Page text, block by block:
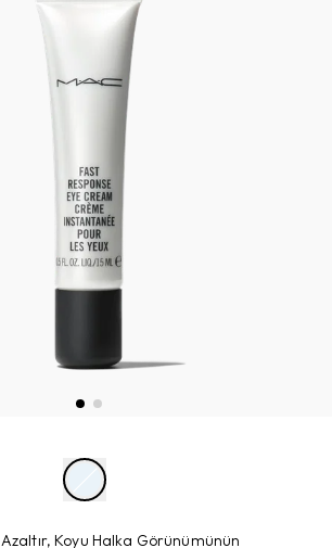
Azaltır, Koyu Halka Görünümünün